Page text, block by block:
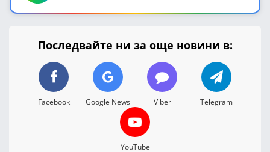
Последвайте ни за още новини в:
Facebook Google News Viber Telegram
YouTube